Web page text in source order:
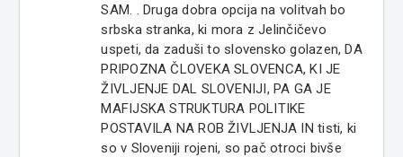
SAM. . Druga dobra opcija na volitvah bo
srbska stranka, ki mora z Jelinčičevo
uspeti, da zaduši to slovensko golazen, DA
PRIPOZNA ČLOVEKA SLOVENCA, KI JE
ŽIVLJENJE DAL SLOVENIJI, PA GA JE
MAFIJSKA STRUKTURA POLITIKE
POSTAVILA NA ROB ŽIVLJENJA IN tisti, ki
so v Sloveniji rojeni, so pač otroci bivše